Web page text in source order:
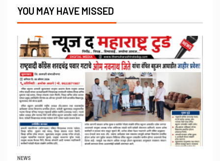
YOU MAY HAVE MISSED
NEWS